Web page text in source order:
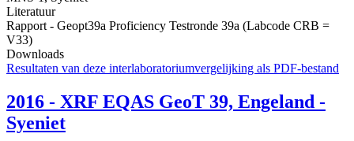
Literatuur
Rapport - Geopt39a Proficiency Testronde 39a (Labcode CRB =
V33)
Downloads
Resultaten van deze interlaboratoriumvergelijking als PDF-bestand
2016 - XRF EQAS GeoT 39, Engeland -
Syeniet